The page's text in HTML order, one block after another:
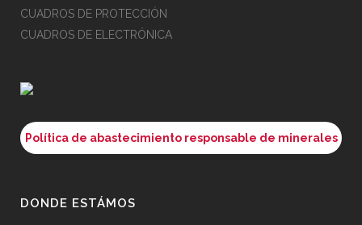
CUADROS DE PROTECCIÓN
CUADROS DE ELECTRÓNICA
Política de abastecimiento responsable de minerales
DONDE ESTÁMOS